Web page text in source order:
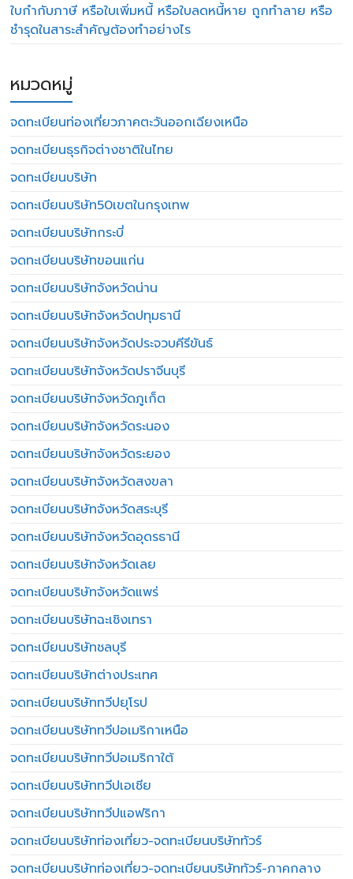
ใบกำกับภาษี หรือใบเพิ่มหนี้ หรือใบลดหนี้หาย ถูกทำลาย หรือ
ชำรุดในสาระสำคัญต้องทำอย่างไร
หมวดหมู่
จดทะเบียนท่องเที่ยวภาคตะวันออกเฉียงเหนือ
จดทะเบียนธุรกิจต่างชาติในไทย
จดทะเบียนบริษัท
จดทะเบียนบริษัท50เขตในกรุงเทพ
จดทะเบียนบริษัทกระบี่
จดทะเบียนบริษัทขอนแก่น
จดทะเบียนบริษัทจังหวัดน่าน
จดทะเบียนบริษัทจังหวัดปทุมธานี
จดทะเบียนบริษัทจังหวัดประจวบคีรีขันธ์
จดทะเบียนบริษัทจังหวัดปราจีนบุรี
จดทะเบียนบริษัทจังหวัดภูเก็ต
จดทะเบียนบริษัทจังหวัดระนอง
จดทะเบียนบริษัทจังหวัดระยอง
จดทะเบียนบริษัทจังหวัดสงขลา
จดทะเบียนบริษัทจังหวัดสระบุรี
จดทะเบียนบริษัทจังหวัดอุดรธานี
จดทะเบียนบริษัทจังหวัดเลย
จดทะเบียนบริษัทจังหวัดแพร่
จดทะเบียนบริษัทฉะเชิงเทรา
จดทะเบียนบริษัทชลบุรี
จดทะเบียนบริษัทต่างประเทศ
จดทะเบียนบริษัททวีปยุโรป
จดทะเบียนบริษัททวีปอเมริกาเหนือ
จดทะเบียนบริษัททวีปอเมริกาใต้
จดทะเบียนบริษัททวีปเอเชีย
จดทะเบียนบริษัททวีปแอฟริกา
จดทะเบียนบริษัทท่องเที่ยว-จดทะเบียนบริษัททัวร์
จดทะเบียนบริษัทท่องเที่ยว-จดทะเบียนบริษัททัวร์-ภาคกลาง